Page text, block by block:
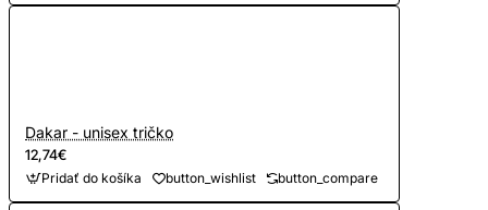
Dakar - unisex tričko
12,74€
Pridať do košíka button_wishlist button_compare